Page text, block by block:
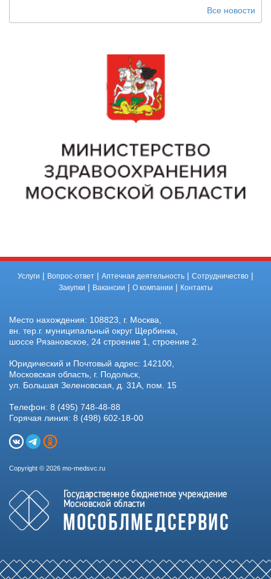
Все новости
Услуги | Вопрос-ответ | Аптечная деятельность | Сотрудничество |
Закупки | Вакансии | О компании | Контакты
Место нахождения: 108823, г. Москва,
вн. тер.г. муниципальный округ Щербинка,
шоссе Рязановское, 24 строение 1, строение 2.
Юридический и Почтовый адрес: 142100,
Московская область, г. Подольск,
ул. Большая Зеленовская, д. 31А, пом. 15
Телефон: 8 (495) 748-48-88
Горячая линия: 8 (498) 602-18-00
Copyright © 2026 mo-medsvc.ru